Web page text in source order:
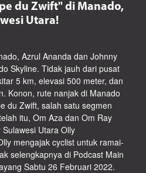
du Zwift" di Manado,
Utara!
Azrul Ananda dan Johnny
Skyline. Tidak jauh dari pusat
5 km, elevasi 500 meter, dan
Konon, rute nanjak di Manado
du Zwift, salah satu segmen
itu, Om Aza dan Om Ray
Utara Olly
mengajak cyclist untuk ramai-
selengkapnya di Podcast Main
Sabtu 26 Februari 2022.